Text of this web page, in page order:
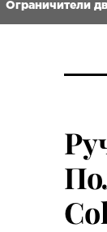
Ограничители